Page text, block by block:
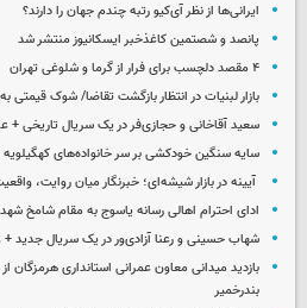
ایرانی‌ها از نظر آی‌کیو رتبه چندم جهان را دارند؟
پانصد و شصتمین کاغذخبر ایسکانیوز منتشر شد
۴ مقصد دلچسب برای فرار از گرما و شلوغی تهران
بازار لبنیات در انتظار بازگشت تقاضا/ شوک
سعید آقاخانی و حجازی‌فر در یک سریال تاریخی
سایه سنگین خودکشی بر سر خانواده‌های کهگیلویه
آیینه در بازار شیشه‌ای؛ خبرنگار میان روایت،
ادای احترام اهالی رسانه یاسوج به مقام شامخ
شهاب حسینی و رعنا آزادی‌ور در یک سریال جدید
بازدید میدانی معاون عمرانی استانداری هرمزگان
بندرخمیر